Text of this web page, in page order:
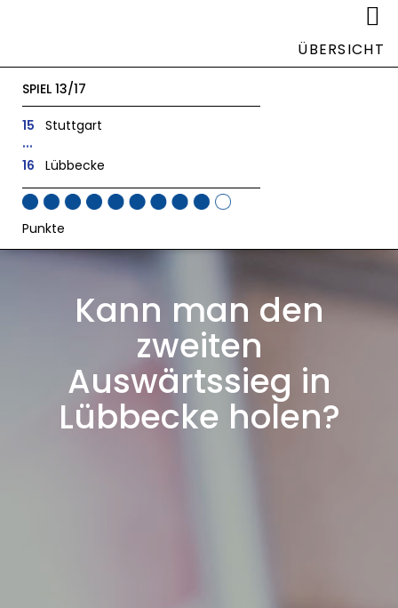
ÜBERSICHT
SPIEL 13/17
15 Stuttgart
...
16 Lübbecke
Punkte
Kann man den
zweiten
Auswärtssieg in
Lübbecke holen?